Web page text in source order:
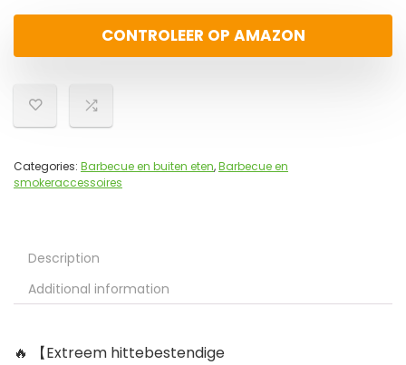
CONTROLEER OP AMAZON
Categories: Barbecue en buiten eten,Barbecue en
smokeraccessoires
Description
Additional information
🔥 【Extreem hittebestendige